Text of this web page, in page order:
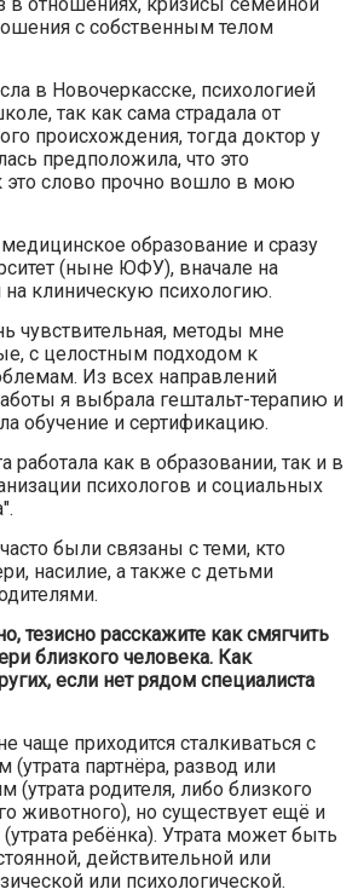
в отношениях, кризисы семейной
с собственным телом
в Новочеркасске, психологией
так как сама страдала от
происхождения, тогда доктор у
предположила, что это
это слово прочно вошло в мою
образование и сразу
(ныне ЮФУ), вначале на
клиническую психологию.
чувствительная, методы мне
с целостным подходом к
Из всех направлений
я выбрала гештальт-терапию и
обучение и сертификацию.
работала как в образовании, так и в
психологов и социальных
были связаны с теми, кто
насилие, а также с детьми
тезисно расскажите как смягчить
близкого человека. Как
если нет рядом специалиста
чаще приходится сталкиваться с
партнёра, развод или
(утрата родителя, либо близкого
животного), но существует ещё и
ребёнка). Утрата может быть
действительной или
или психологической.